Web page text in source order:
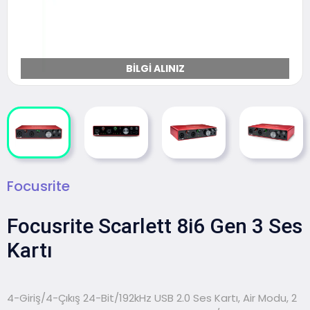
BILGI ALINIZ
Focusrite
Focusrite Scarlett 8i6 Gen 3 Ses
Kartı
4-Giriş/4-Çıkış 24-Bit/192kHz USB 2.0 Ses Kartı, Air Modu, 2